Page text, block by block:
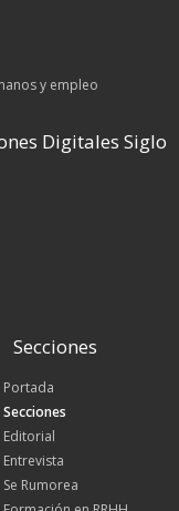
y empleo
Digitales Siglo
Secciones
Portada
Secciones
Editorial
Entrevista
Se Rumorea